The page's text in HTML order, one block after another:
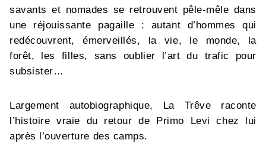
savants et nomades se retrouvent pêle-mêle dans
une réjouissante pagaille : autant d’hommes qui
redécouvrent, émerveillés, la vie, le monde, la
forêt, les filles, sans oublier l’art du trafic pour
subsister…
Largement autobiographique, La Trêve raconte
l’histoire vraie du retour de Primo Levi chez lui
après l’ouverture des camps.